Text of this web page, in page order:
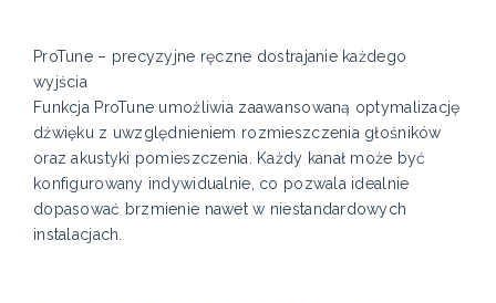
ProTune – precyzyjne ręczne dostrajanie każdego
wyjścia
Funkcja ProTune umożliwia zaawansowaną optymalizację
dźwięku z uwzględnieniem rozmieszczenia głośników
oraz akustyki pomieszczenia. Każdy kanał może być
konfigurowany indywidualnie, co pozwala idealnie
dopasować brzmienie nawet w niestandardowych
instalacjach.